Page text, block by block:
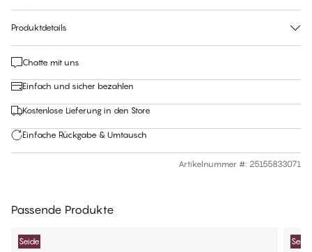
Produktdetails
Chatte mit uns
Einfach und sicher bezahlen
Kostenlose Lieferung in den Store
Einfache Rückgabe & Umtausch
Artikelnummer #: 25155833071
Passende Produkte
Seide Seide